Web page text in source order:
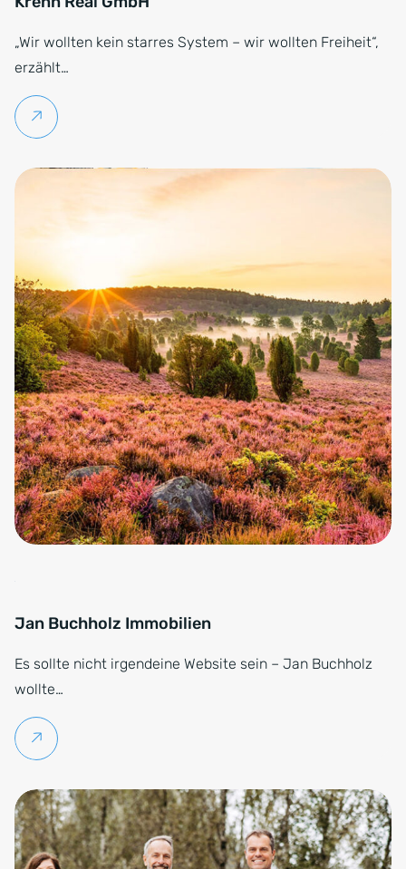
„Wir wollten kein starres System – wir wollten Freiheit“,
erzählt…
Weiterlesen
Jan Buchholz Immobilien
Es sollte nicht irgendeine Website sein – Jan Buchholz
wollte…
Weiterlesen